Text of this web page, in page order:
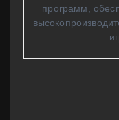
программ,